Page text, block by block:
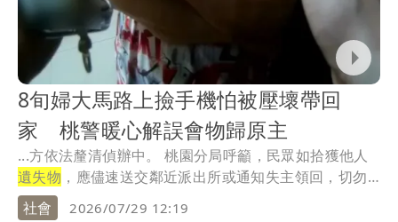
8旬婦大馬路上撿手機怕被壓壞帶回
家 桃警暖心解誤會物歸原主
...方依法釐清偵辦中。 桃園分局呼籲，民眾如拾獲他人
遺失物 ，應儘速送交鄰近派出所或通知失主領回，切勿
自...
社會 2026/07/29 12:19